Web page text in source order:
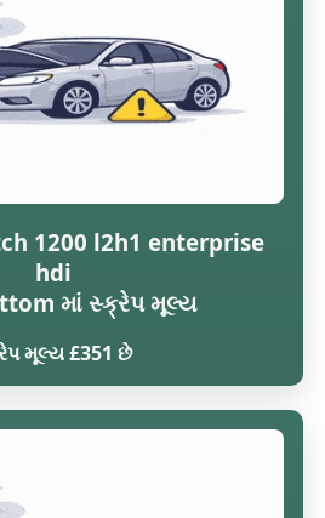
1200 l2h1 enterprise
hdi
માં સ્ક્રેપ મૂલ્ય
મૂલ્ય £351 છે